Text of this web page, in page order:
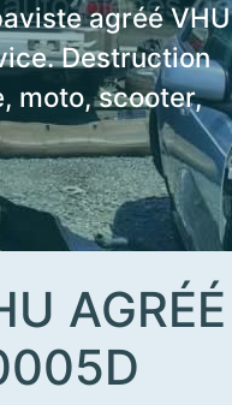
agréé VHU
Destruction
moto, scooter,
AGRÉÉ